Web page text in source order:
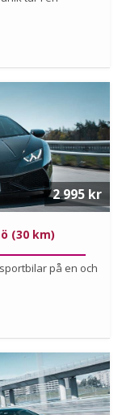
(30 km)
på en och
2 995 kr